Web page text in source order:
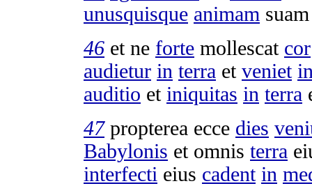
unusquisque animam
46 et ne forte mollescat cor
audietur in terra et veniet
auditio et iniquitas in terra
47propterea ecce dies
Babylonis et omnis terra
interfecti eius cadent in